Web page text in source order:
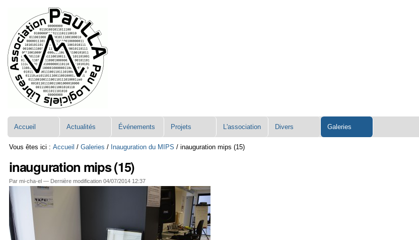
contenu.
Aller
à
la
navigation
Accueil Actualités Événements Projets L'association Divers Galeries
Vous êtes ici : Accueil /Galeries / Inauguration du MIPS /inauguration mips (15)
inauguration mips (15)
Par mi-cha-el — Dernière modification 04/07/2014 12:37